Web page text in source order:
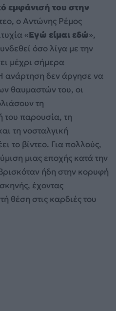
εμφάνισή του στην
ο Αντώνης Ρέμος
«Εγώ είμαι εδώ»,
όσο λίγα με την
μέχρι σήμερα
ανάρτηση δεν άργησε να
θαυμαστών του, οι
τη
του παρουσία, τη
τη νοσταλγική
το βίντεο. Για πολλούς,
μιας εποχής κατά την
ήδη στην κορυφή
έχοντας
θέση στις καρδιές του